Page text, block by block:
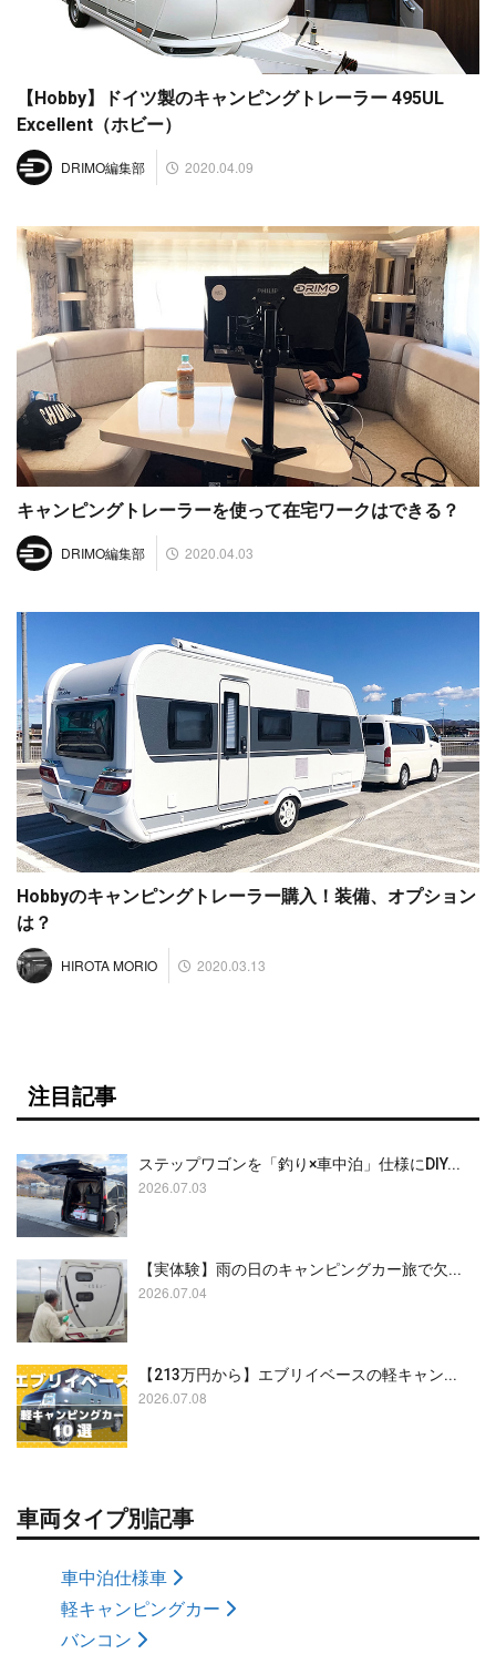
【Hobby】ドイツ製のキャンピングトレーラー 495UL
Excellent（ホビー）
DRIMO編集部 2020.04.09
キャンピングトレーラーを使って在宅ワークはできる？
DRIMO編集部 2020.04.03
Hobbyのキャンピングトレーラー購入！装備、オプション
は？
HIROTA MORIO 2020.03.13
注目記事
ステップワゴンを「釣り×車中泊」仕様にDIY...
2026.07.03
【実体験】雨の日のキャンピングカー旅で欠...
2026.07.04
【213万円から】エブリイベースの軽キャン...
2026.07.08
車両タイプ別記事
車中泊仕様車
軽キャンピングカー
バンコン